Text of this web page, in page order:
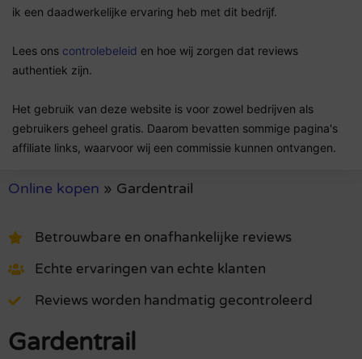
ik een daadwerkelijke ervaring heb met dit bedrijf.
Lees ons controlebeleid en hoe wij zorgen dat reviews
authentiek zijn.
Het gebruik van deze website is voor zowel bedrijven als
gebruikers geheel gratis. Daarom bevatten sommige pagina's
affiliate links, waarvoor wij een commissie kunnen ontvangen.
Online kopen » Gardentrail
Betrouwbare en onafhankelijke reviews
Echte ervaringen van echte klanten
Reviews worden handmatig gecontroleerd
Gardentrail